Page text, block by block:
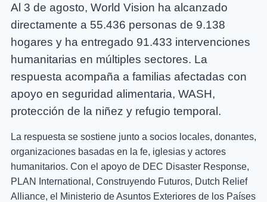
Al 3 de agosto, World Vision ha alcanzado
directamente a 55.436 personas de 9.138
hogares y ha entregado 91.433 intervenciones
humanitarias en múltiples sectores. La
respuesta acompaña a familias afectadas con
apoyo en seguridad alimentaria, WASH,
protección de la niñez y refugio temporal.
La respuesta se sostiene junto a socios locales, donantes,
organizaciones basadas en la fe, iglesias y actores
humanitarios. Con el apoyo de DEC Disaster Response,
PLAN International, Construyendo Futuros, Dutch Relief
Alliance, el Ministerio de Asuntos Exteriores de los Países